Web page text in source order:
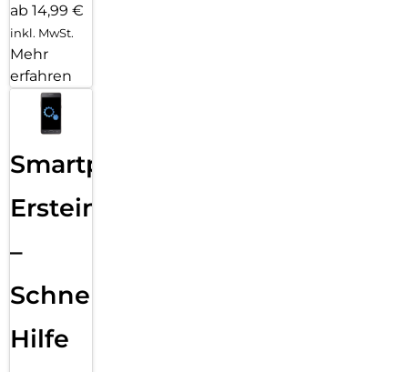
ab 14,99 €
inkl. MwSt.
Mehr
erfahren
Smartphone
Ersteinrichtung
–
Schnelle
Hilfe